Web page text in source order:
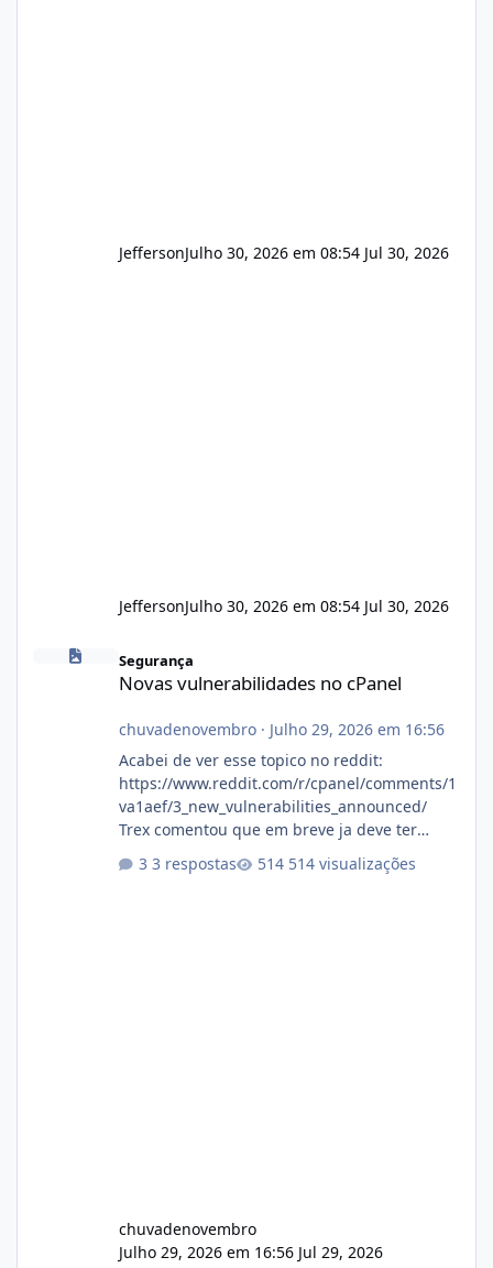
JeffersonJulho 30, 2026 em 08:54 Jul 30, 2026
JeffersonJulho 30, 2026 em 08:54 Jul 30, 2026
Segurança
Novas vulnerabilidades no cPanel
chuvadenovembro· Julho 29, 2026 em 16:56
Acabei de ver esse topico no reddit:
https://www.reddit.com/r/cpanel/comments/1
va1aef/3_new_vulnerabilities_announced/
Trex comentou que em breve ja deve ter
3 respostas 514 visualizações
chuvadenovembro
Julho 29, 2026 em 16:56 Jul 29, 2026